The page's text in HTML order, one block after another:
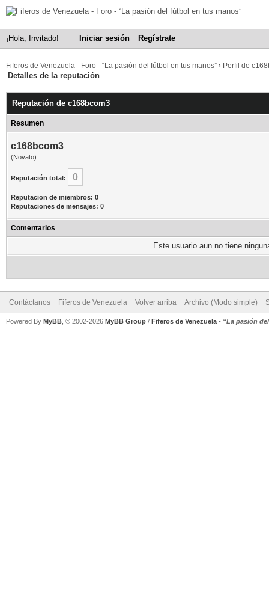
¡Hola, Invitado! Iniciar sesión Regístrate
Fiferos de Venezuela - Foro - “La pasión del fútbol en tus manos” › Perfil de
Detalles de la reputación
Reputación de c168bcom3
Resumen
c168bcom3
(Novato)
Reputación total: 0
Reputacion de miembros: 0
Reputaciones de mensajes: 0
Comentarios
Este usuario aun no tiene
Contáctanos Fiferos de Venezuela Volver arriba Archivo (Modo simple)
Powered By MyBB , © 2002-2026 MyBB Group / Fiferos de Venezuela - “La pasión